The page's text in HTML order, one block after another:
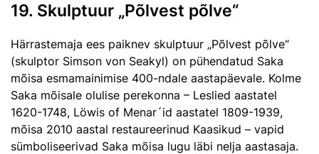
19. Skulptuur „Põlvest põlve“
Härrastemaja ees paiknev skulptuur „Põlvest põlve“
(skulptor Simson von Seakyl) on pühendatud Saka
mõisa esmamainimise 400-ndale aastapäevale. Kolme
Saka mõisale olulise perekonna – Leslied aastatel
1620-1748, Löwis of Menar´id aastatel 1809-1939,
mõisa 2010 aastal restaureerinud Kaasikud – vapid
sümboliseerivad Saka mõisa lugu läbi nelja aastasaja.